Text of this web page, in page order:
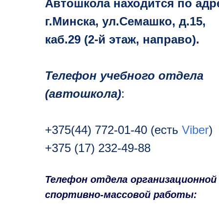
Автошкола находится по
г.Минска, ул.Семашко, д.15,
каб.29 (2-й этаж, направо).
Телефон учебного отдела
(автошкола):
+375(44) 772-01-40 (есть Viber)
+375 (17) 232-49-88
Телефон отдела организационной
спортивно-массовой работы: